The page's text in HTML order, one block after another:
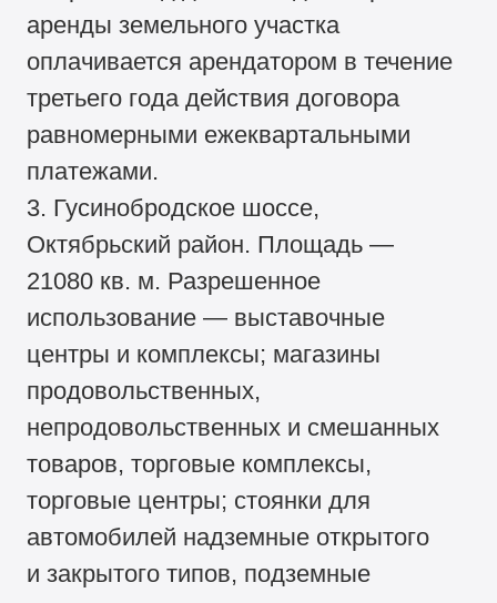
аренды земельного участка
оплачивается арендатором в течение
третьего года действия договора
равномерными ежеквартальными
платежами.
3. Гусинобродское шоссе,
Октябрьский район. Площадь —
21080 кв. м. Разрешенное
использование — выставочные
центры и комплексы; магазины
продовольственных,
непродовольственных и смешанных
товаров, торговые комплексы,
торговые центры; стоянки для
автомобилей надземные открытого
и закрытого типов, подземные